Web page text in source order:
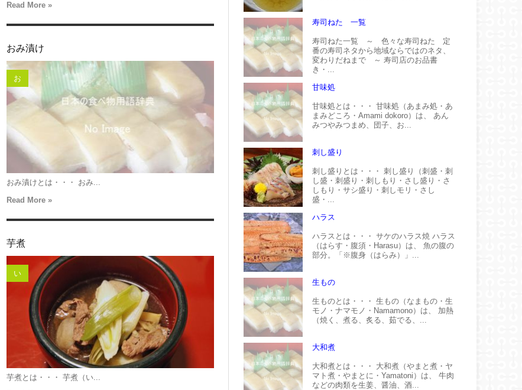
Read More »
おみ漬け
お
おみ漬けとは・・・ おみ...
Read More »
芋煮
い
芋煮とは・・・ 芋煮（い...
寿司ねた 一覧
寿司ねた一覧 ～ 色々な寿司ねた 定
番の寿司ネタから地域ならではのネタ、
変わりだねまで ～ 寿司店のお品書
き・...
甘味処
甘味処とは・・・ 甘味処（あまみ処・あ
まみどころ・Amami dokoro）は、 あん
みつやみつまめ、団子、お...
刺し盛り
刺し盛りとは・・・ 刺し盛り（刺盛・刺
し盛・刺盛り・刺しもり・さし盛り・さ
しもり・サシ盛り・刺しモリ・さし
盛・...
ハラス
ハラスとは・・・ サケのハラス焼 ハラス
（はらす・腹須・Harasu）は、 魚の腹の
部分。「※腹身（はらみ）」...
生もの
生ものとは・・・ 生もの（なまもの・生
モノ・ナマモノ・Namamono）は、 加熱
（焼く、煮る、炙る、茹でる、...
大和煮
大和煮とは・・・ 大和煮（やまと煮・ヤ
マト煮・やまとに・Yamatoni）は、 牛肉
などの肉類を生姜、醤油、酒...